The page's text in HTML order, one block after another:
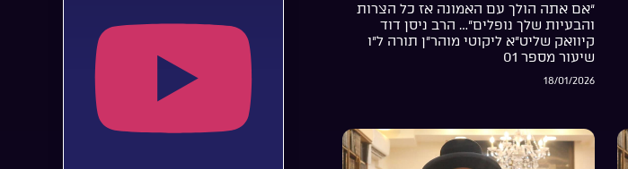
“אם אתה הולך עם האמונה אז כל הצרות
והבעיות שלך נופלים”… הרב ניסן דוד
קיוואק שליט”א ליקוטי מוהר”ן תורה ל”ו
שיעור מספר 01
18/01/2026